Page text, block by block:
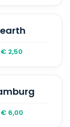
€ 2,50
€ 6,00